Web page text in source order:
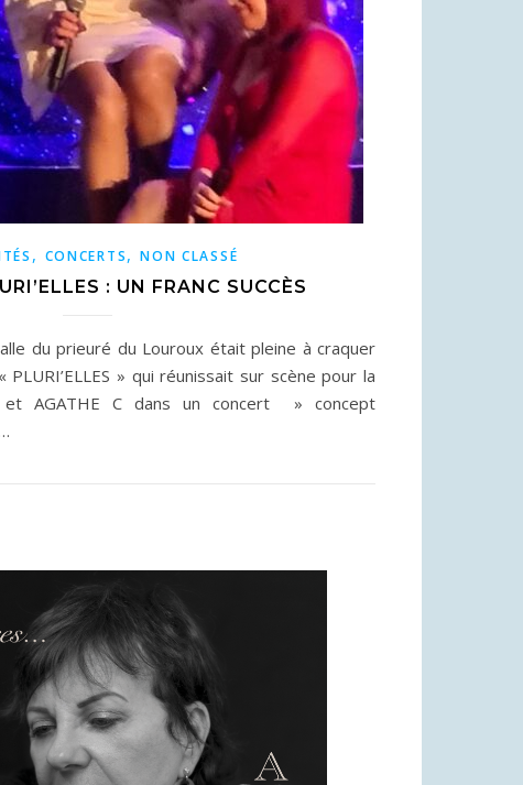
, CONCERTS,NON CLASSÉ
: UN FRANC SUCCÈS
du prieuré du Louroux était pleine à craquer
» qui réunissait sur scène pour la
et AGATHE C dans un concert » concept